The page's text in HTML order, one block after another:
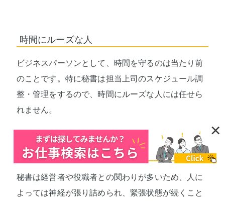
時間にルーズな人
ビジネスパーソンとして、時間を守るのは当たり前
のことです。特に秘書は担当上司のスケジュール調
整・管理をするので、時間にルーズな人には任せら
れません。
メンタルの弱い人
秘書は経営者や役職者との関わりが多いため、人に
よっては神経が張り詰められ、緊張状態が続くこと
×